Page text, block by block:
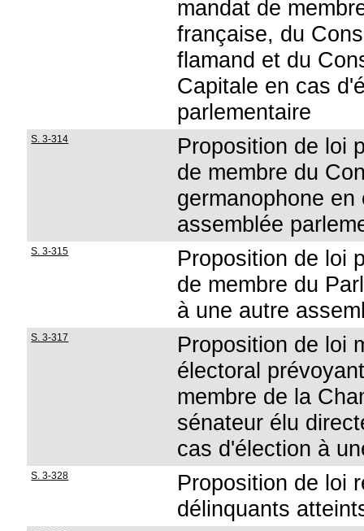
mandat de
française, du
flamand et du
Capitale en cas
parlementaire
S. 3-314
Proposition de loi
de membre du
germanophone
assemblée
S. 3-315
Proposition de loi
de membre du
à une autre
S. 3-317
Proposition de loi
électoral
membre de la
sénateur élu
cas d'élection à
S. 3-328
Proposition de loi
délinquants